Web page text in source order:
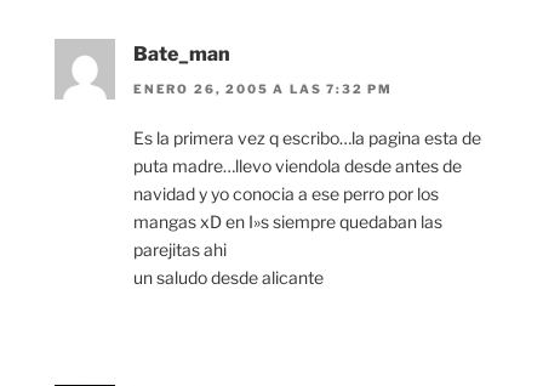
Bate_man
ENERO 26, 2005 A LAS 7:32 PM
Es la primera vez q escribo…la pagina esta de
puta madre…llevo viendola desde antes de
navidad y yo conocia a ese perro por los
mangas xD en I»s siempre quedaban las
parejitas ahi
un saludo desde alicante